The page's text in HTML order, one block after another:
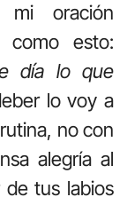
mi oración
como esto:
día lo que
lo voy a
no con
alegría al
de tus labios